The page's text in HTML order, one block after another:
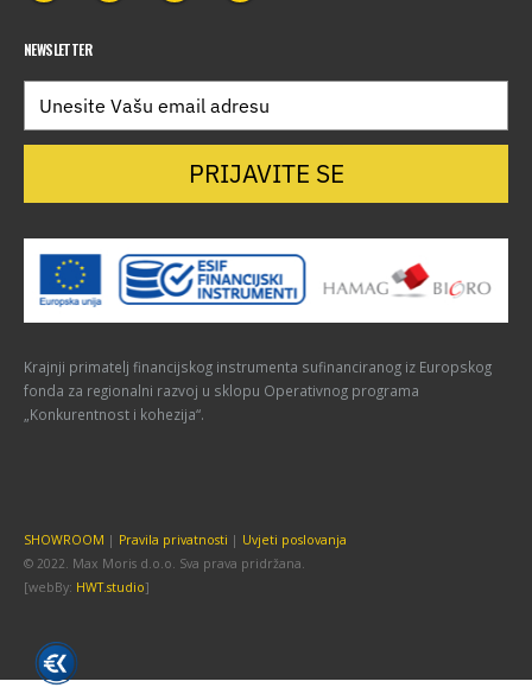
NEWSLETTER
PRIJAVITE SE
Krajnji primatelj financijskog instrumenta sufinanciranog iz Europskog
fonda za regionalni razvoj u sklopu Operativnog programa
„Konkurentnost i kohezija“.
SHOWROOM | Pravila privatnosti | Uvjeti poslovanja
© 2022. Max Moris d.o.o. Sva prava pridržana.
[webBy: HWT.studio]